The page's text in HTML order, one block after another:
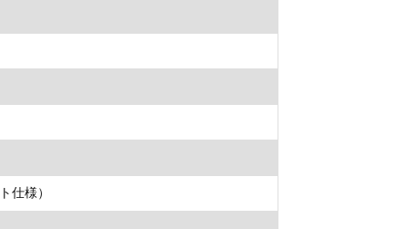
仕様）